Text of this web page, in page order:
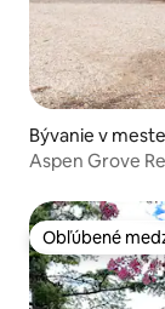
Bývanie v
Aspen Grove
Obľúbené
Obľúbené